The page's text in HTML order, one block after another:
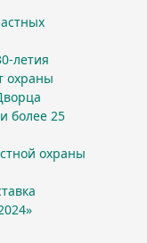
летия
охраны
более 25
охраны